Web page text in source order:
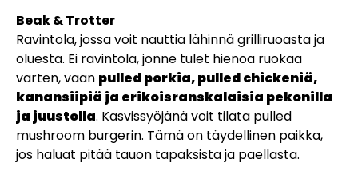
Beak & Trotter
Ravintola, jossa voit nauttia lähinnä grilliruoasta ja
oluesta. Ei ravintola, jonne tulet hienoa ruokaa
varten, vaan pulled porkia, pulled chickeniä,
kanansiipiä ja erikoisranskalaisia pekonilla
ja juustolla. Kasvissyöjänä voit tilata pulled
mushroom burgerin. Tämä on täydellinen paikka,
jos haluat pitää tauon tapaksista ja paellasta.